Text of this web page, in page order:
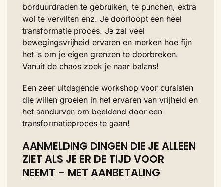
borduurdraden te gebruiken, te punchen, extra
wol te vervilten enz. Je doorloopt een heel
transformatie proces. Je zal veel
bewegingsvrijheid ervaren en merken hoe fijn
het is om je eigen grenzen te doorbreken.
Vanuit de chaos zoek je naar balans!
Een zeer uitdagende workshop voor cursisten
die willen groeien in het ervaren van vrijheid en
het aandurven om beeldend door een
transformatieproces te gaan!
AANMELDING DINGEN DIE JE ALLEEN
ZIET ALS JE ER DE TIJD VOOR
NEEMT – MET AANBETALING